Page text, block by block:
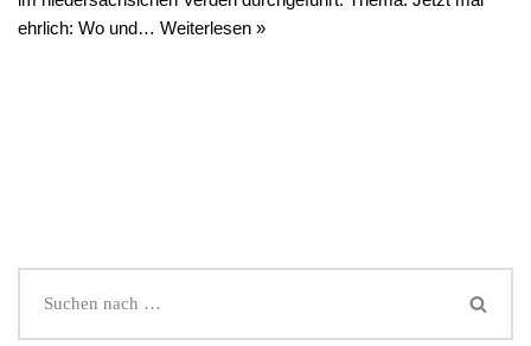
ehrlich: Wo und… Weiterlesen »